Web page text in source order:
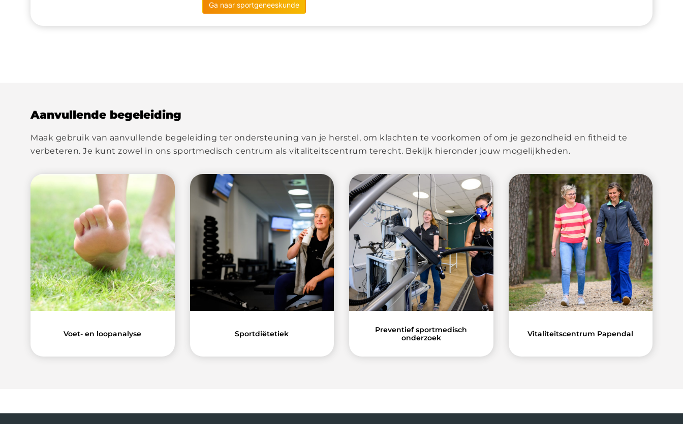
Ga naar sportgeneeskunde
Aanvullende begeleiding
Maak gebruik van aanvullende begeleiding ter ondersteuning van je herstel, om klachten te voorkomen of om je gezondheid en fitheid te
verbeteren. Je kunt zowel in ons sportmedisch centrum als vitaliteitscentrum terecht. Bekijk hieronder jouw mogelijkheden.
Voet- en loopanalyse Sportdiëtetiek
Preventief sportmedisch
onderzoek
Vitaliteitscentrum Papendal